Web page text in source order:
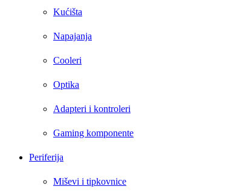
Kućišta
Napajanja
Cooleri
Optika
Adapteri i kontroleri
Gaming komponente
Periferija
Miševi i tipkovnice